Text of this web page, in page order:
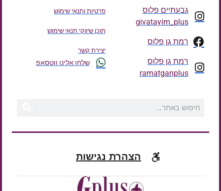
גבעתיים פלוס
givatayim_plus
רמת גן פלוס
רמת גן פלוס
ramatganplus
פרטיות ותנאי שימוש
תוכן שיווקי תנאי שימוש
יצירת קשר
שלחו אלינו ווטסאפ
הצהרת נגישות